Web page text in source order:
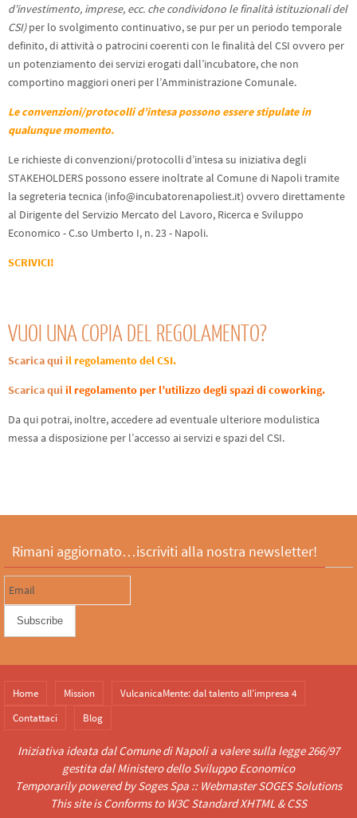
d’investimento, imprese, ecc. che condividono le finalità istituzionali del
CSI)per lo svolgimento continuativo, se pur per un periodo temporale
definito, di attività o patrocini coerenti con le finalità del CSI ovvero per
un potenziamento dei servizi erogati dall’incubatore, che non
comportino maggiori oneri per l’Amministrazione Comunale.
Le convenzioni/protocolli d’intesa possono essere stipulate in
qualunque momento.
Le richieste di convenzioni/protocolli d’intesa su iniziativa degli
STAKEHOLDERS possono essere inoltrate al Comune di Napoli tramite
la segreteria tecnica (info@incubatorenapoliest.it) ovvero direttamente
al Dirigente del Servizio Mercato del Lavoro, Ricerca e Sviluppo
Economico - C.so Umberto I, n. 23 - Napoli.
SCRIVICI!
VUOI UNA COPIA DEL REGOLAMENTO?
Scarica qui il regolamento del CSI.
Scarica qui il regolamento per l’utilizzo degli spazi di coworking.
Da qui potrai, inoltre, accedere ad eventuale ulteriore modulistica
messa a disposizione per l’accesso ai servizi e spazi del CSI.
Rimani aggiornato…iscriviti alla nostra newsletter!
Home Mission
VulcanicaMente: dal talento all’impresa 4
Contattaci
Blog
Iniziativa ideata dalComune di Napolia valere sulla legge 266/97
gestita dalMinistero dello Sviluppo Economico
Temporarily powered bySoges Spa :: WebmasterSOGES Solutions
This site isConforms to W3C StandardXHTML &CSS